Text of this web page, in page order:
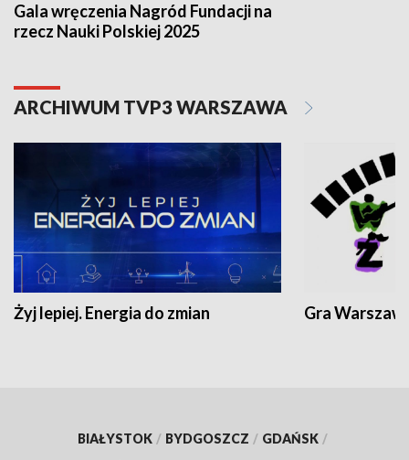
Gala wręczenia Nagród Fundacji na
rzecz Nauki Polskiej 2025
ARCHIWUM TVP3 WARSZAWA
Żyj lepiej. Energia do zmian Gra
BIAŁYSTOK / BYDGOSZCZ / GDAŃSK /